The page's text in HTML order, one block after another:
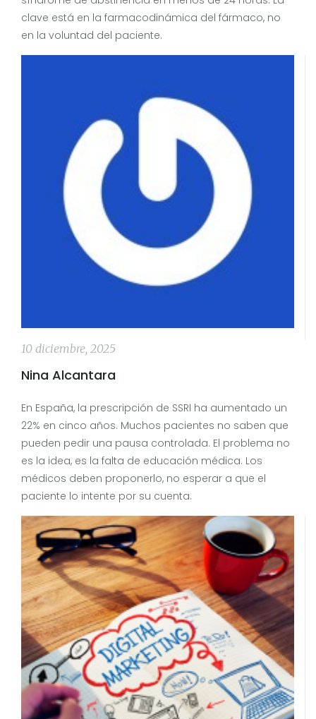
clave está en la farmacodinámica del fármaco, no
en la voluntad del paciente.
10 diciembre, 2025
Nina Alcantara
En España, la prescripción de SSRI ha aumentado un
22% en cinco años. Muchos pacientes no saben que
pueden pedir una pausa controlada. El problema no
es la idea, es la falta de educación médica. Los
médicos deben proponerlo, no esperar a que el
paciente lo intente por su cuenta.